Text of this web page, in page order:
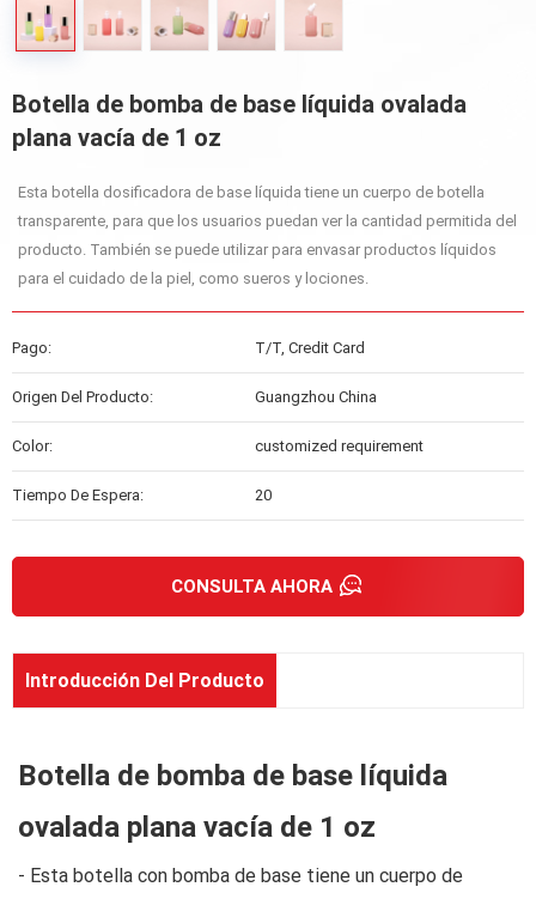
Botella de bomba de base líquida ovalada
plana vacía de 1 oz
Esta botella dosificadora de base líquida tiene un cuerpo de botella
transparente, para que los usuarios puedan ver la cantidad permitida del
producto. También se puede utilizar para envasar productos líquidos
para el cuidado de la piel, como sueros y lociones.
Pago: T/T, Credit Card
Origen Del Producto: Guangzhou China
Color: customized requirement
Tiempo De Espera: 20
CONSULTA AHORA
Introducción Del Producto
Botella de bomba de base líquida
ovalada plana vacía de 1 oz
- Esta botella con bomba de base tiene un cuerpo de